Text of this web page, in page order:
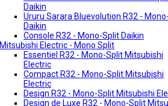
Daikin
Ururu Sarara Bluevolution R32 -
Daikin
Console R32 - Mono-Split Daikin
Mitsubishi Electric - Mono Split
Essentiel R32 - Mono-Split Mitsubishi
Electric
Compact R32 - Mono-Split Mitsubishi
Electric
Design R32 - Mono-Split Mitsubishi
Design de Luxe R32 - Mono-Split